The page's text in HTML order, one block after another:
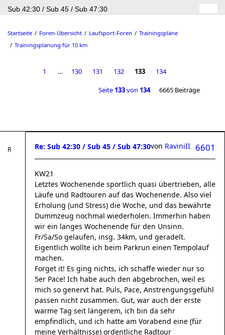
Sub 42:30 / Sub 45 / Sub 47:30
Startseite Foren-Übersicht Laufsport-Foren
Trainingspläne
Trainingsplanung für 10 km
1 … 130 131 132 133 134
Seite 133von 134 6665 Beiträge
Re: Sub 42:30 / Sub 45 / Sub 47:30 6601
von RaviniII
KW21
Letztes Wochenende sportlich quasi übertrieben, alle
Läufe und Radtouren auf das Wochenende. Also viel
Erholung (und Stress) die Woche, und das bewährte
Dummzeug nochmal wiederholen. Immerhin haben
wir ein langes Wochenende für den Unsinn.
Fr/Sa/So gelaufen, insg. 34km, und geradelt.
Eigentlich wollte ich beim Parkrun einen Tempolauf
machen.
Forget it! Es ging nichts, ich schaffe wieder nur so
5er Pace! Ich habe auch den abgebrochen, weil es
mich so genervt hat. Puls, Pace, Anstrengungsgefühl
passen nicht zusammen. Gut, war auch der erste
warme Tag seit längerem, ich bin da sehr
empfindlich, und ich hatte am Vorabend eine (für
meine Verhältnisse) ordentliche Radtour